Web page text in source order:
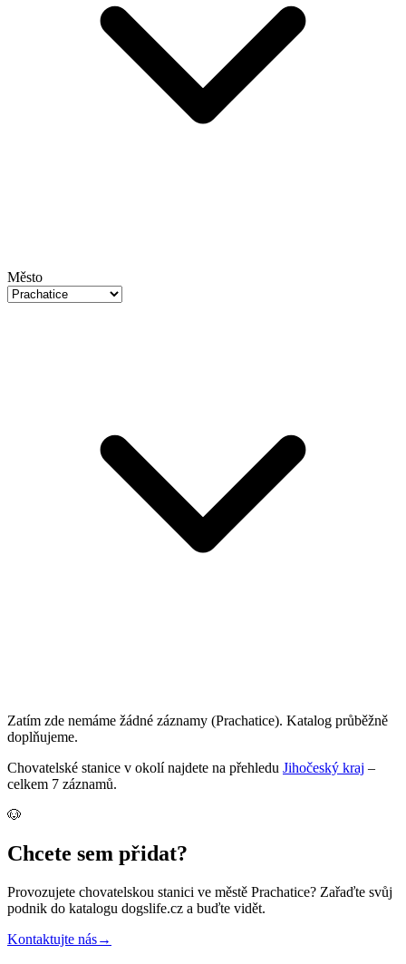
Město
Zatím zde nemáme žádné záznamy (Prachatice). Katalog průběžně
doplňujeme.
Chovatelské stanice v okolí najdete na přehledu Jihočeský kraj –
celkem 7 záznamů.
🐶
Chcete sem přidat?
Provozujete chovatelskou stanici ve městě Prachatice? Zařaďte svůj
podnik do katalogu dogslife.cz a buďte vidět.
Kontaktujte nás→